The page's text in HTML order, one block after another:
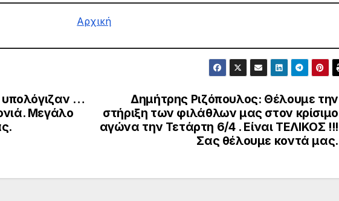
Αρχική
Δημήτρης Ριζόπουλος: Θέλουμε την
στήριξη των φιλάθλων μας στον κρίσιμο
αγώνα την Τετάρτη 6/4 . Είναι ΤΕΛΙΚΟΣ !!!
Σας θέλουμε κοντά μας.
…
Μεγάλο